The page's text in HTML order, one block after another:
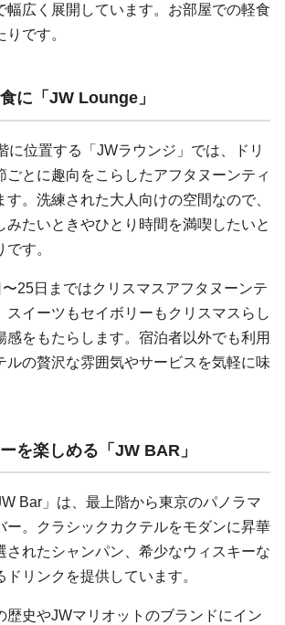
幅広く展開しています。お部屋での軽食
です。
に「JW Lounge」
に位置する「JWラウンジ」では、ドリ
ごとに趣向をこらしたアフタヌーンティ
す。洗練された大人向けの空間なので、
みたいときやひとり時間を満喫したいと
す。
25日まではクリスマスアフタヌーンテ
スイーツもセイボリーもクリスマスらし
感をもたらします。宿泊者以外でも利用
ルの贅沢な雰囲気やサービスを気軽に味
を楽しめる「JW BAR」
Bar」は、最上階から東京のパノラマ
ー。クラシックカクテルをモダンに昇華
されたシャンパン、希少なウィスキーな
ドリンクを提供しています。
歴史やJWマリオットのブランドにイン